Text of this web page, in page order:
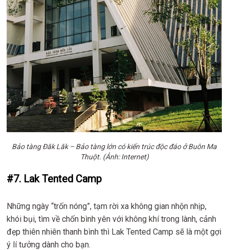
Bảo tàng Đăk Lăk – Bảo tàng lớn có kiến trúc độc đáo ở Buôn Ma
Thuột. (Ảnh: Internet)
#7. Lak Tented Camp
Những ngày “trốn nóng”, tạm rời xa không gian nhộn nhịp,
khói bụi, tìm về chốn bình yên với không khí trong lành, cảnh
đẹp thiên nhiên thanh bình thì Lak Tented Camp sẽ là một gợi
ý lí tưởng dành cho bạn.